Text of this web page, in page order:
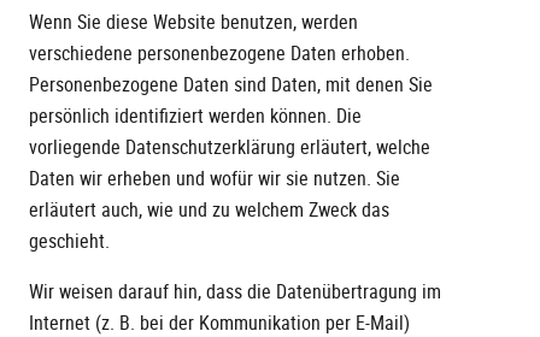
Wenn Sie diese Website benutzen, werden
verschiedene personenbezogene Daten erhoben.
Personenbezogene Daten sind Daten, mit denen Sie
persönlich identifiziert werden können. Die
vorliegende Datenschutzerklärung erläutert, welche
Daten wir erheben und wofür wir sie nutzen. Sie
erläutert auch, wie und zu welchem Zweck das
geschieht.
Wir weisen darauf hin, dass die Datenübertragung im
Internet (z. B. bei der Kommunikation per E-Mail)